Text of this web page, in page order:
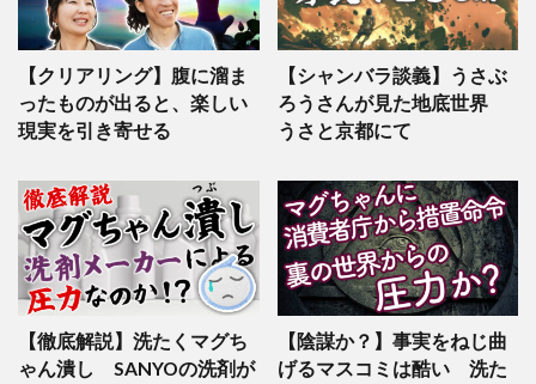
【クリアリング】腹に溜ま
ったものが出ると、楽しい
現実を引き寄せる
【シャンバラ談義】うさぶ
ろうさんが見た地底世界
うさと京都にて
【徹底解説】洗たくマグち
ゃん潰し SANYOの洗剤が
【陰謀か？】事実をねじ曲
げるマスコミは酷い 洗た